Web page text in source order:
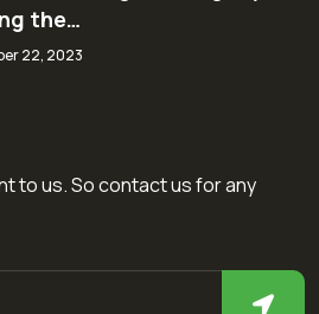
the…
22, 2023
to us. So contact us for any